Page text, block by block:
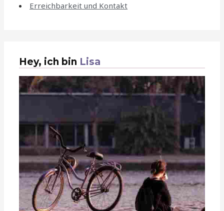
Erreichbarkeit und Kontakt
Hey, ich bin Lisa